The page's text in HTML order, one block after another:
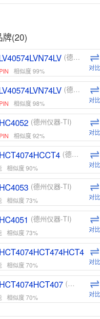
牌(20)
(德州仪器-TI)
相似度 99% 对比
(德州仪器-TI)
相似度 98% 对比
(德州仪器-TI)
相似度 92% 对比
(德州仪器-TI)
相似度 90% 对比
(德州仪器-TI)
相似度 73% 对比
(德州仪器-TI)
相似度 73% 对比
(德
相似度 70% 对比
(德州仪器-TI)
相似度 70% 对比
(德州仪器-TI)